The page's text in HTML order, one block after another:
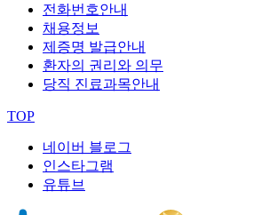
전화번호안내
채용정보
제증명 발급안내
환자의 권리와 의무
당직 진료과목안내
TOP
네이버 블로그
인스타그램
유튜브